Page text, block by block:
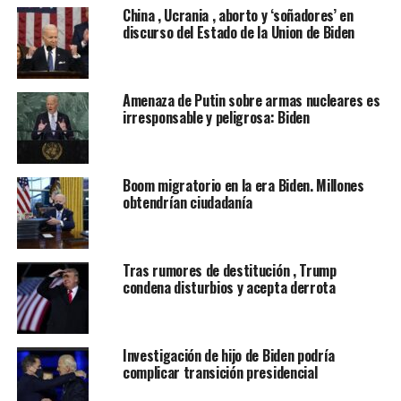
El anuncio fue efectuado el viernes por el gobierno de
transición de Biden, que ya trabajó de cerca con
Gonzalez cuando se desempeñó como vicepresidente de
Obama.
“Estoy profundamente honrado y listo para trabajar”,
expresó Gonzalez en inglés en su cuenta personal de
Twitter.
En su nueva posición, Gonzalez trabajará bajo la
dirección del consejero de Seguridad Nacional, Jake
“El Consejo de Seguridad Nacional cumple un rol
fundamental para mantener segura a nuestra nación”,
expresó Biden al dar a conocer a los nuevos miembros
de su administración en un comunicado de prensa.
“Estos muy experimentados funcionarios públicos
China , Ucrania , aborto y ‘soñadores’ en
discurso del Estado de la Union de Biden
Amenaza de Putin sobre armas nucleares es
irresponsable y peligrosa: Biden
Boom migratorio en la era Biden. Millones
obtendrían ciudadanía
Tras rumores de destitución , Trump
condena disturbios y acepta derrota
Investigación de hijo de Biden podría
complicar transición presidencial